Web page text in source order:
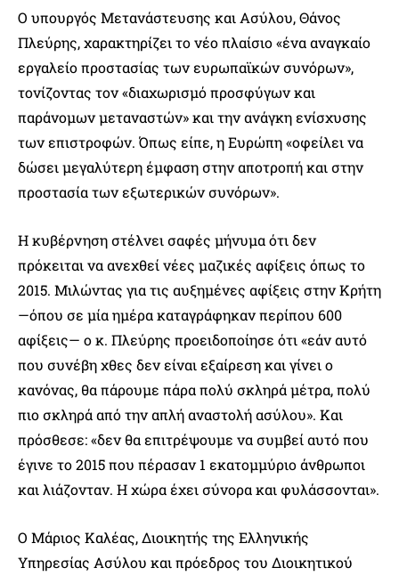
Ο υπουργός Μετανάστευσης και Ασύλου, Θάνος
Πλεύρης, χαρακτηρίζει το νέο πλαίσιο «ένα αναγκαίο
εργαλείο προστασίας των ευρωπαϊκών συνόρων»,
τονίζοντας τον «διαχωρισμό προσφύγων και
παράνομων μεταναστών» και την ανάγκη ενίσχυσης
των επιστροφών. Όπως είπε, η Ευρώπη «οφείλει να
δώσει μεγαλύτερη έμφαση στην αποτροπή και στην
προστασία των εξωτερικών συνόρων».
Η κυβέρνηση στέλνει σαφές μήνυμα ότι δεν
πρόκειται να ανεχθεί νέες μαζικές αφίξεις όπως το
2015. Μιλώντας για τις αυξημένες αφίξεις στην Κρήτη
—όπου σε μία ημέρα καταγράφηκαν περίπου 600
αφίξεις— ο κ. Πλεύρης προειδοποίησε ότι «εάν αυτό
που συνέβη χθες δεν είναι εξαίρεση και γίνει ο
κανόνας, θα πάρουμε πάρα πολύ σκληρά μέτρα, πολύ
πιο σκληρά από την απλή αναστολή ασύλου». Και
πρόσθεσε: «δεν θα επιτρέψουμε να συμβεί αυτό που
έγινε το 2015 που πέρασαν 1 εκατομμύριο άνθρωποι
και λιάζονταν. Η χώρα έχει σύνορα και φυλάσσονται».
Ο Μάριος Καλέας, Διοικητής της Ελληνικής
Υπηρεσίας Ασύλου και πρόεδρος του Διοικητικού